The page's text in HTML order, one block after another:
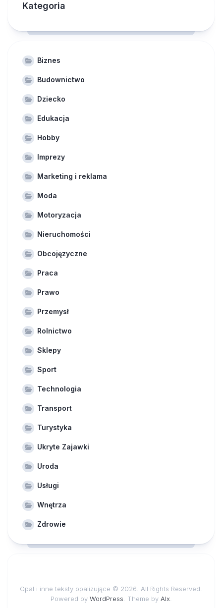
Kategoria
Biznes
Budownictwo
Dziecko
Edukacja
Hobby
Imprezy
Marketing i reklama
Moda
Motoryzacja
Nieruchomości
Obcojęzyczne
Praca
Prawo
Przemysł
Rolnictwo
Sklepy
Sport
Technologia
Transport
Turystyka
Ukryte Zajawki
Uroda
Usługi
Wnętrza
Zdrowie
Opal i inne teksty opalizujące © 2026. All Rights Reserved.
Powered by WordPress . Theme by Alx